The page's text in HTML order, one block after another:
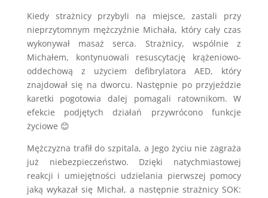
Kiedy strażnicy przybyli na miejsce, zastali przy
nieprzytomnym mężczyźnie Michała, który cały czas
wykonywał masaż serca. Strażnicy, wspólnie z
Michałem, kontynuowali resuscytację krążeniowo-
oddechową z użyciem defibrylatora AED, który
znajdował się na dworcu. Następnie po przyjeździe
karetki pogotowia dalej pomagali ratownikom. W
efekcie podjętych działań przywrócono funkcje
życiowe 😊
Mężczyzna trafił do szpitala, a Jego życiu nie zagraża
już niebezpieczeństwo. Dzięki natychmiastowej
reakcji i umiejętności udzielania pierwszej pomocy
jaką wykazał się Michał, a następnie strażnicy SOK: